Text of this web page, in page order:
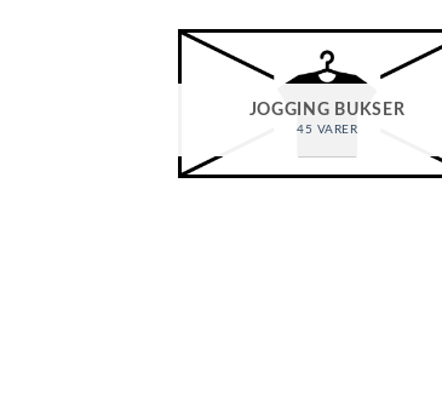
JOGGING BUKSER
45 VARER